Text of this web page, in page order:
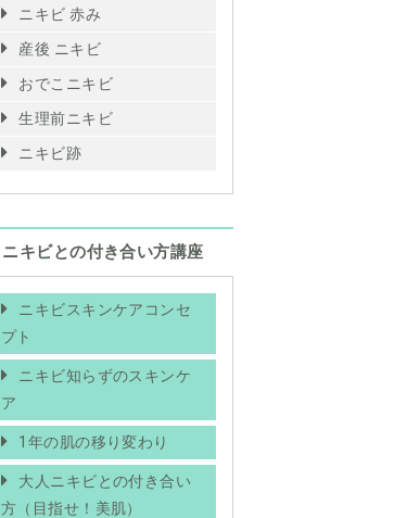
ニキビ 赤み
産後 ニキビ
おでこニキビ
生理前ニキビ
ニキビ跡
ニキビとの付き合い方講座
ニキビスキンケアコンセ
プト
ニキビ知らずのスキンケ
ア
1年の肌の移り変わり
大人ニキビとの付き合い
方（目指せ！美肌）